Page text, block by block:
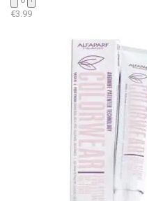
€3.99